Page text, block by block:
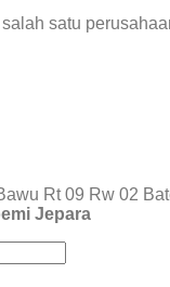
satu
Rt 09 Rw 02
Jepara